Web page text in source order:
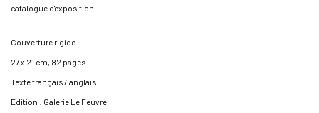
catalogue d'exposition
Couverture rigide
27 x 21 cm, 82 pages
Texte français / anglais
Edition : Galerie Le Feuvre